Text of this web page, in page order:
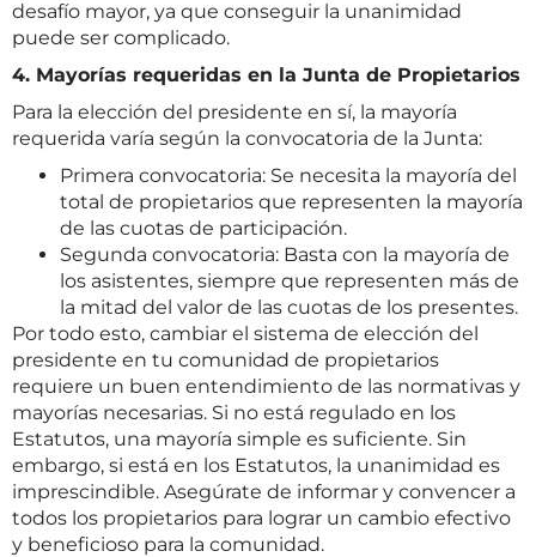
desafío mayor, ya que conseguir la unanimidad
puede ser complicado.
4. Mayorías requeridas en la Junta de Propietarios
Para la elección del presidente en sí, la mayoría
requerida varía según la convocatoria de la Junta:
Primera convocatoria: Se necesita la mayoría del
total de propietarios que representen la mayoría
de las cuotas de participación.
Segunda convocatoria: Basta con la mayoría de
los asistentes, siempre que representen más de
la mitad del valor de las cuotas de los presentes.
Por todo esto, cambiar el sistema de elección del
presidente en tu comunidad de propietarios
requiere un buen entendimiento de las normativas y
mayorías necesarias. Si no está regulado en los
Estatutos, una mayoría simple es suficiente. Sin
embargo, si está en los Estatutos, la unanimidad es
imprescindible. Asegúrate de informar y convencer a
todos los propietarios para lograr un cambio efectivo
y beneficioso para la comunidad.